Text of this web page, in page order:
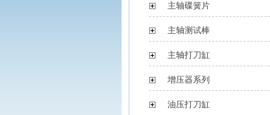
主轴碟簧片
主轴测试棒
主轴打刀缸
增压器系列
油压打刀缸